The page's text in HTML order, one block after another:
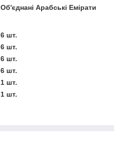
Об'єднані Арабські Емірати
6 шт.
6 шт.
6 шт.
6 шт.
1 шт.
1 шт.